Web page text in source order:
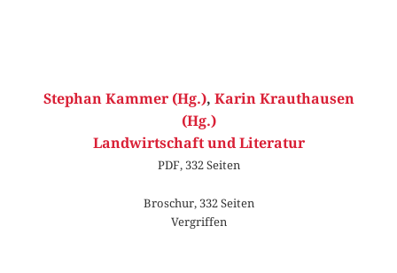
Stephan Kammer (Hg.), Karin Krauthausen
(Hg.)
Landwirtschaft und Literatur
PDF, 332 Seiten
Broschur, 332 Seiten
Vergriffen